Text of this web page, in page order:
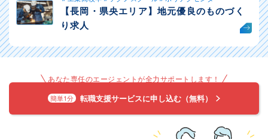
【長岡・県央エリア】地元優良のものづく
り求人
あなた専任のエージェントが全力サポートします！
簡単1分 転職支援サービスに申し込む（無料）